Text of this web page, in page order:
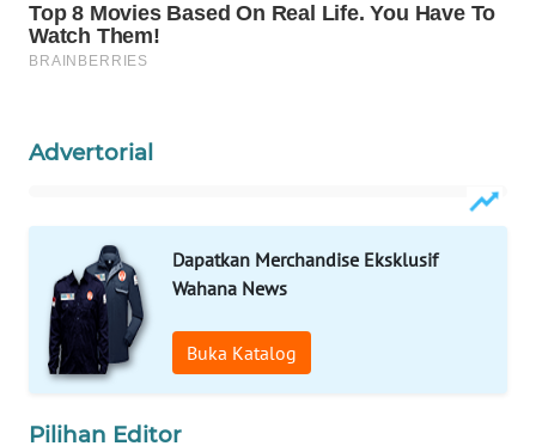
Advertorial
Dapatkan Merchandise Eksklusif
Wahana News
Buka Katalog
Pilihan Editor
ID
MARTABAT
WATCH
MKLI